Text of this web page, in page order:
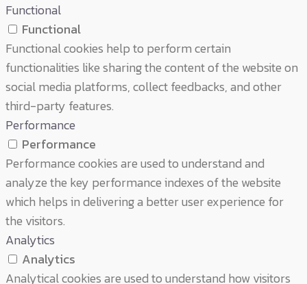
Functional
Functional
Functional cookies help to perform certain
functionalities like sharing the content of the website on
social media platforms, collect feedbacks, and other
third-party features.
Performance
Performance
Performance cookies are used to understand and
analyze the key performance indexes of the website
which helps in delivering a better user experience for
the visitors.
Analytics
Analytics
Analytical cookies are used to understand how visitors